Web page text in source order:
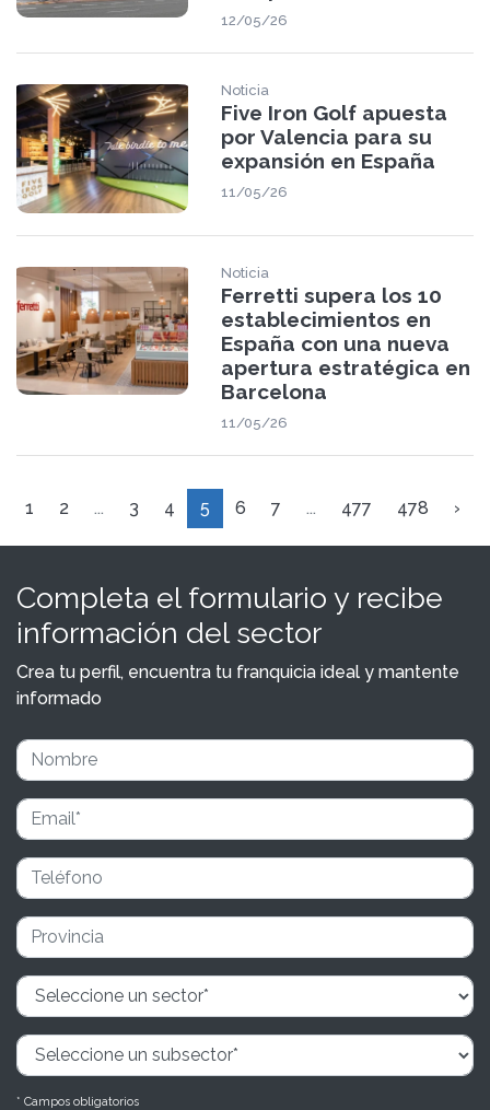
12/05/26
Noticia
Five Iron Golf apuesta
por Valencia para su
expansión en España
11/05/26
Noticia
Ferretti supera los 10
establecimientos en
España con una nueva
apertura estratégica en
Barcelona
11/05/26
1 2 ... 3 4 5 6 7 ... 477 478 ›
Completa el formulario y recibe
información del sector
Crea tu perfil, encuentra tu franquicia ideal y mantente
informado
* Campos obligatorios